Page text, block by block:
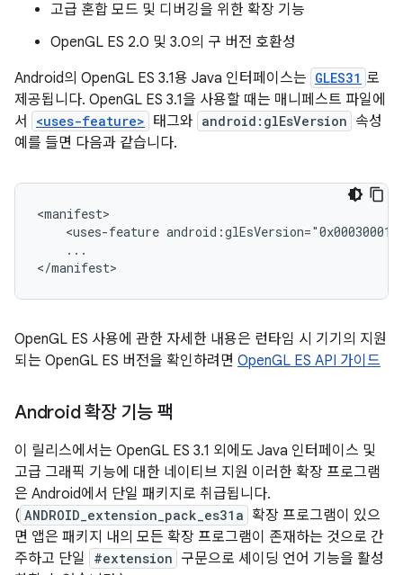
고급 혼합 모드 및 디버깅을 위한 확장 기능
OpenGL ES 2.0 및 3.0의 구 버전 호환성
Android의 OpenGL ES 3.1용 Java 인터페이스는 GLES31 로
제공됩니다. OpenGL ES 3.1을 사용할 때는 매니페스트 파일에
서
<uses-feature> 태그와 android:glEsVersion 속성
예를 들면 다음과 같습니다.
<manifest>
<uses-feature android:glEsVersion="0x00030001"
    ...
</manifest>
OpenGL ES 사용에 관한 자세한 내용은 런타임 시 기기의 지원
되는 OpenGL ES 버전을 확인하려면 OpenGL ES API 가이드
Android 확장 기능 팩
이 릴리스에서는 OpenGL ES 3.1 외에도 Java 인터페이스 및
고급 그래픽 기능에 대한 네이티브 지원 이러한 확장 프로그램
은 Android에서 단일 패키지로 취급됩니다.
( ANDROID_extension_pack_es31a 확장 프로그램이 있으
면 앱은 패키지 내의 모든 확장 프로그램이 존재하는 것으로 간
주하고 단일
#extension 구문으로 셰이딩 언어 기능을 활성